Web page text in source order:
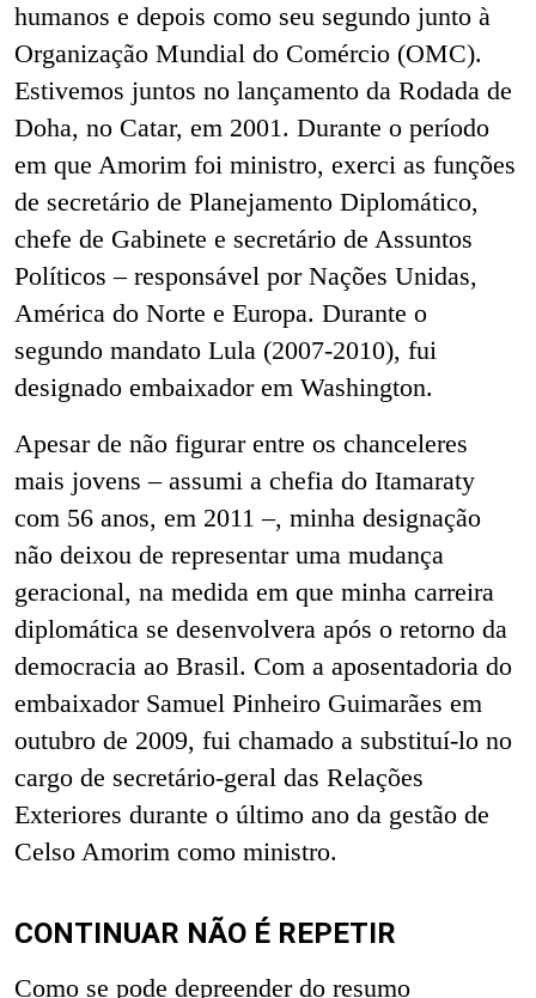
humanos e depois como seu segundo junto à
Organização Mundial do Comércio (OMC).
Estivemos juntos no lançamento da Rodada de
Doha, no Catar, em 2001. Durante o período
em que Amorim foi ministro, exerci as funções
de secretário de Planejamento Diplomático,
chefe de Gabinete e secretário de Assuntos
Políticos – responsável por Nações Unidas,
América do Norte e Europa. Durante o
segundo mandato Lula (2007-2010), fui
designado embaixador em Washington.
Apesar de não figurar entre os chanceleres
mais jovens – assumi a chefia do Itamaraty
com 56 anos, em 2011 –, minha designação
não deixou de representar uma mudança
geracional, na medida em que minha carreira
diplomática se desenvolvera após o retorno da
democracia ao Brasil. Com a aposentadoria do
embaixador Samuel Pinheiro Guimarães em
outubro de 2009, fui chamado a substituí-lo no
cargo de secretário-geral das Relações
Exteriores durante o último ano da gestão de
Celso Amorim como ministro.
CONTINUAR NÃO É REPETIR
Como se pode depreender do resumo